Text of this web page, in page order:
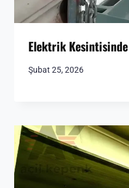
Elektrik
Şubat 25, 2026